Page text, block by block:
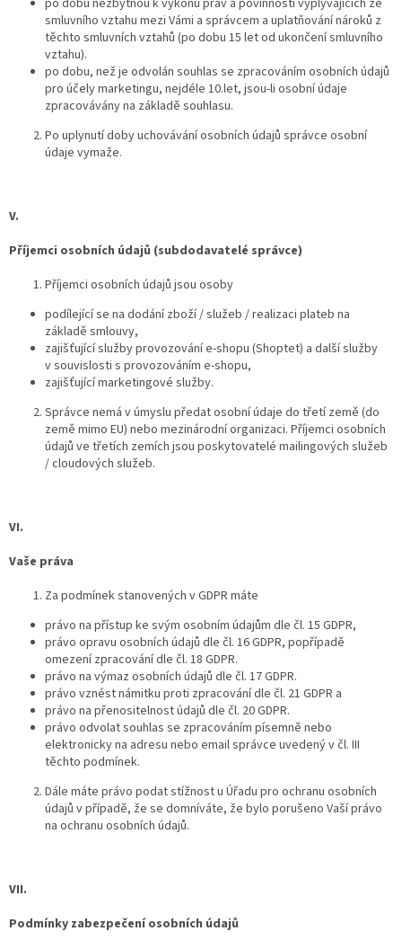
po dobu nezbytnou k výkonu práv a povinností vyplývajících ze
smluvního vztahu mezi Vámi a správcem a uplatňování nároků z
těchto smluvních vztahů (po dobu 15 let od ukončení smluvního
vztahu).
po dobu, než je odvolán souhlas se zpracováním osobních údajů
pro účely marketingu, nejdéle 10.let, jsou-li osobní údaje
zpracovávány na základě souhlasu.
Po uplynutí doby uchovávání osobních údajů správce osobní
údaje vymaže.
V.
Příjemci osobních údajů (subdodavatelé správce)
Příjemci osobních údajů jsou osoby
podílející se na dodání zboží / služeb / realizaci plateb na
základě smlouvy,
zajišťující služby provozování e-shopu (Shoptet) a další služby
v souvislosti s provozováním e-shopu,
zajišťující marketingové služby.
Správce nemá v úmyslu předat osobní údaje do třetí země (do
země mimo EU) nebo mezinárodní organizaci. Příjemci osobních
údajů ve třetích zemích jsou poskytovatelé mailingových služeb
/ cloudových služeb.
VI.
Vaše práva
Za podmínek stanovených v GDPR máte
právo na přístup ke svým osobním údajům dle čl. 15 GDPR,
právo opravu osobních údajů dle čl. 16 GDPR, popřípadě
omezení zpracování dle čl. 18 GDPR.
právo na výmaz osobních údajů dle čl. 17 GDPR.
právo vznést námitku proti zpracování dle čl. 21 GDPR a
právo na přenositelnost údajů dle čl. 20 GDPR.
právo odvolat souhlas se zpracováním písemně nebo
elektronicky na adresu nebo email správce uvedený v čl. III
těchto podmínek.
Dále máte právo podat stížnost u Úřadu pro ochranu osobních
údajů v případě, že se domníváte, že bylo porušeno Vaší právo
na ochranu osobních údajů.
VII.
Podmínky zabezpečení osobních údajů